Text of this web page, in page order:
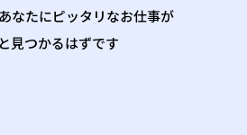
なたにピッタリなお仕事が
見つかるはずです